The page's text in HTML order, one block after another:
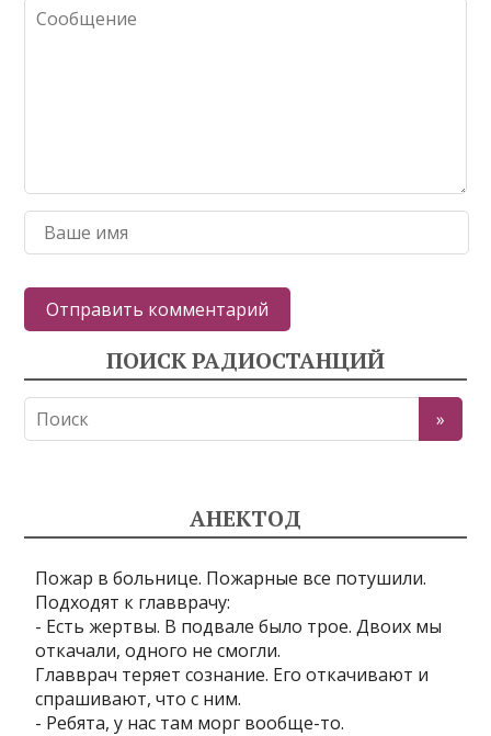
ПОИСК РАДИОСТАНЦИЙ
АНЕКТОД
Пожар в больнице. Пожарные все потушили.
Подходят к главврачу:
- Есть жертвы. В подвале было трое. Двоих мы
откачали, одного не смогли.
Главврач теряет сознание. Его откачивают и
спрашивают, что с ним.
- Ребята, у нас там морг вообще-то.